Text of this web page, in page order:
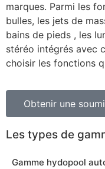
marques. Parmi les
bulles, les jets de
bains de pieds , les
stéréo intégrés avec
choisir les fonctions
Obtenir une
Les types de
Gamme hydopool